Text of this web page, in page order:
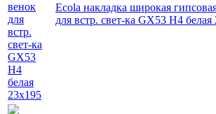
Ecola накладка широкая
для встр. свет-ка GX53 H4 белая